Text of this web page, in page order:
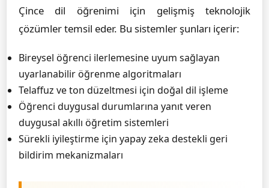
Çince dil öğrenimi için gelişmiş teknolojik
çözümler temsil eder. Bu sistemler şunları içerir:
Bireysel öğrenci ilerlemesine uyum sağlayan
uyarlanabilir öğrenme algoritmaları
Telaffuz ve ton düzeltmesi için doğal dil işleme
Öğrenci duygusal durumlarına yanıt veren
duygusal akıllı öğretim sistemleri
Sürekli iyileştirme için yapay zeka destekli geri
bildirim mekanizmaları